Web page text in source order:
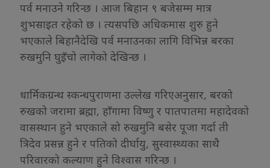
पर्व मनाउने गरिन्छ । आज बिहान ९ बजेसम्म मात्र
शुभसाइत रहेको छ । त्यसपछि अधिकमास शुरु हुने
भएकाले बिहानैदेखि पर्व मनाउनका लागि विभिन्न बरका
रुखमुनि घुइँचो लागेको देखिन्छ ।
धार्मिकग्रन्थ स्कन्धपुराणमा उल्लेख गरिएअनुसार, बरको
रुखको जरामा ब्रह्मा, हाँगामा विष्णु र पातपातमा महादेवको
वासस्थान हुने भएकाले सो रुखमुनि बसेर पूजा गर्दा ती
त्रिदेव प्रसन्न हुने र पतिको दीर्घायु, सुस्वास्थ्यका साथै
परिवारको कल्याण हुने विश्वास गरिन्छ ।